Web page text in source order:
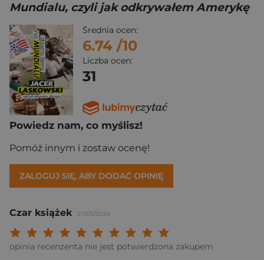
Mundialu, czyli jak odkrywałem Amerykę
Średnia ocen:
6.74 /10
Liczba ocen:
31
Powiedz nam, co myślisz!
Pomóż innym i zostaw ocenę!
ZALOGUJ SIĘ, ABY DODAĆ OPINIĘ
Czar książek 27/05/2026
Twoja ocena:
Twoja ocena: Wybitna 9/
Twoja ocena: Rewelacyjna 8/
Twoja ocena: Bardzo dobra 7/10"
Twoja ocena: Dobra 6/10"
Twoja ocena: Przeciętna 5/10"
Twoja ocena: Może być 4/10"
Twoja ocena: Słaba 3/10"
Twoja ocena: Bardzo słaba 2/10"
Twoja ocena: Beznadziejna 1/10"
opinia recenzenta nie jest potwierdzona zakupem